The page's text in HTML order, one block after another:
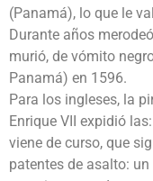
(Panamá), lo que le
Durante años
murió, de vómito
Panamá) en 1596.
Para los ingleses, la
Enrique VII expidió
viene de curso, que
patentes de asalto: